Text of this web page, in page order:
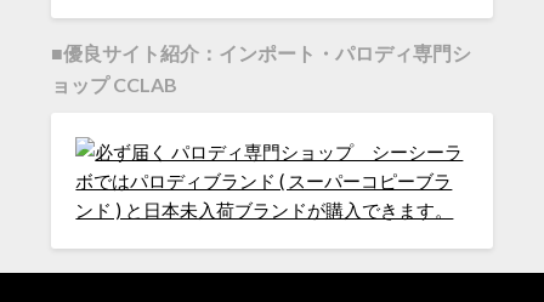
■優良サイト紹介：インポート・パロディ専門シ
ョップ CCLAB